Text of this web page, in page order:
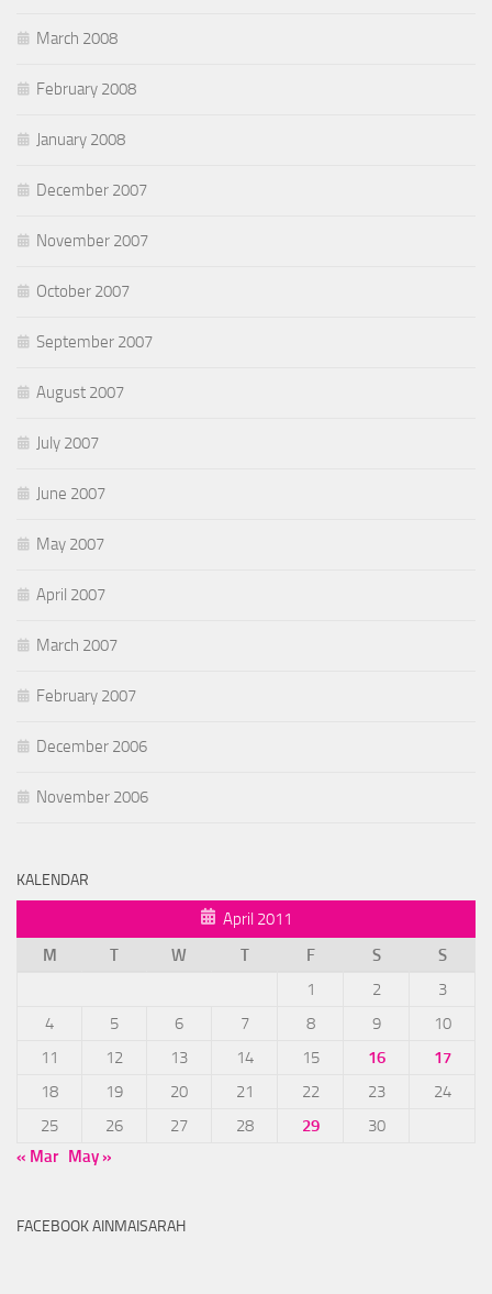
March 2008
February 2008
January 2008
December 2007
November 2007
October 2007
September 2007
August 2007
July 2007
June 2007
May 2007
April 2007
March 2007
February 2007
December 2006
November 2006
KALENDAR
April 2011
M
T W T F S
S
1
2
3
4
5 6 7 8 9
10
11
12 13 14 15 16
17
18
19 20 21 22 23
24
25
26 27 28 29
30
« Mar May »
FACEBOOK AINMAISARAH